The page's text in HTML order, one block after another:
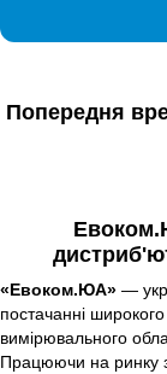
Попередня
«Евоком.ЮА» —
постачанні
вимірювального
Працюючи на ринку